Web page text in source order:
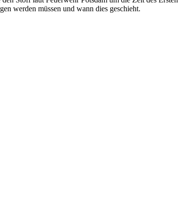
werden müssen und wann dies geschieht.